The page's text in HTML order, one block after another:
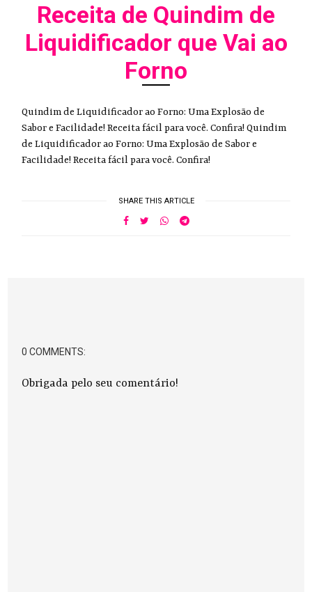
Receita de Quindim de
Liquidificador que Vai ao
Forno
Quindim de Liquidificador ao Forno: Uma Explosão de
Sabor e Facilidade! Receita fácil para você. Confira! Quindim
de Liquidificador ao Forno: Uma Explosão de Sabor e
Facilidade! Receita fácil para você. Confira!
SHARE THIS ARTICLE
0 COMMENTS:
Obrigada pelo seu comentário!